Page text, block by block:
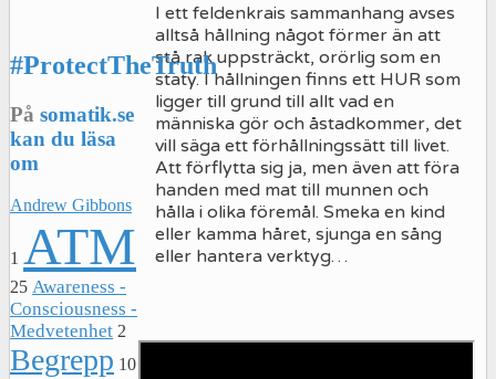
I ett feldenkrais sammanhang avses
alltså hållning något förmer än att
stå rak uppsträckt, orörlig som en
staty. I hållningen finns ett HUR som
ligger till grund till allt vad en
människa gör och åstadkommer, det
vill säga ett förhållningssätt till livet.
Att förflytta sig ja, men även att föra
handen med mat till munnen och
hålla i olika föremål. Smeka en kind
eller kamma håret, sjunga en sång
eller hantera verktyg…
#ProtectTheTruth
På somatik.se
kan du läsa
om
Andrew Gibbons
1 ATM
25 Awareness -
Consciousness -
Medvetenhet 2
Begrepp 10